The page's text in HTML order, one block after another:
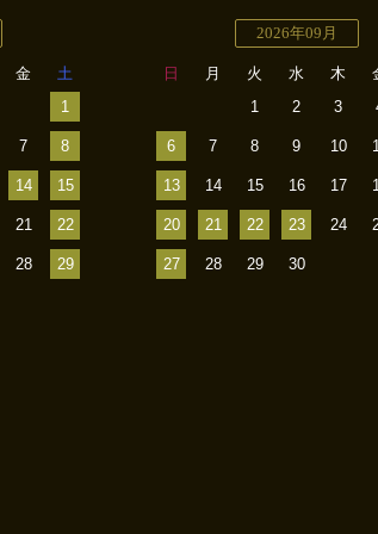
金
土
1
7 8
14 15
21 22
28 29
2026年09月
日 月 火 水 木
1
2 3
6 7 8 9 10
13 14 15 16 17
20 21 22 23 24
27 28 29 30